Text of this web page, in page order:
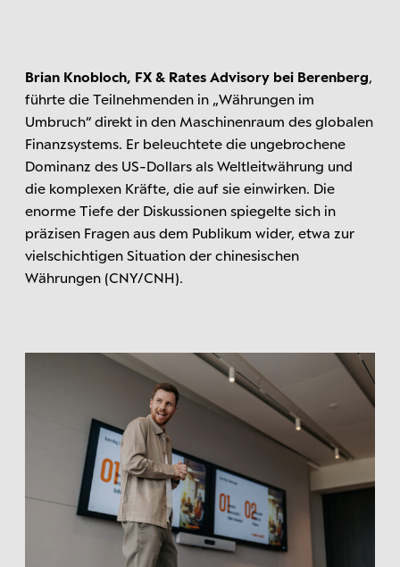
Brian Knobloch, FX & Rates Advisory bei Berenberg,
führte die Teilnehmenden in „Währungen im
Umbruch“ direkt in den Maschinenraum des globalen
Finanzsystems. Er beleuchtete die ungebrochene
Dominanz des US-Dollars als Weltleitwährung und
die komplexen Kräfte, die auf sie einwirken. Die
enorme Tiefe der Diskussionen spiegelte sich in
präzisen Fragen aus dem Publikum wider, etwa zur
vielschichtigen Situation der chinesischen
Währungen (CNY/CNH).